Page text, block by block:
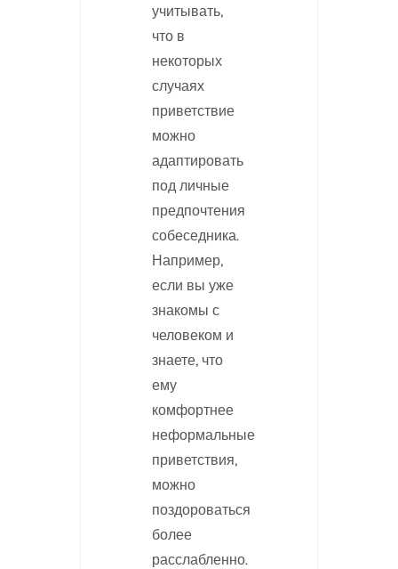
учитывать,
что в
некоторых
случаях
приветствие
можно
адаптировать
под личные
предпочтения
собеседника.
Например,
если вы уже
знакомы с
человеком и
знаете, что
ему
комфортнее
неформальные
приветствия,
можно
поздороваться
более
расслабленно.